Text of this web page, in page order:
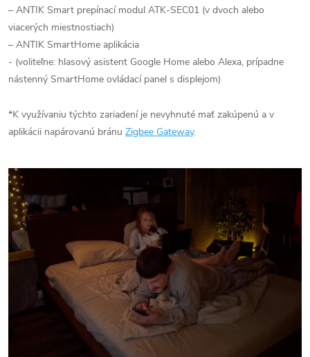
– ANTIK Smart prepínací modul ATK-SEC01 (v dvoch alebo
viacerých miestnostiach)
– ANTIK SmartHome aplikácia
- (voliteľne: hlasový asistent Google Home alebo Alexa, prípadne
nástenný SmartHome ovládací panel s displejom)
*K využívaniu týchto zariadení je nevyhnuté mať zakúpenú a v
aplikácii napárovanú bránu Zigbee Gateway.